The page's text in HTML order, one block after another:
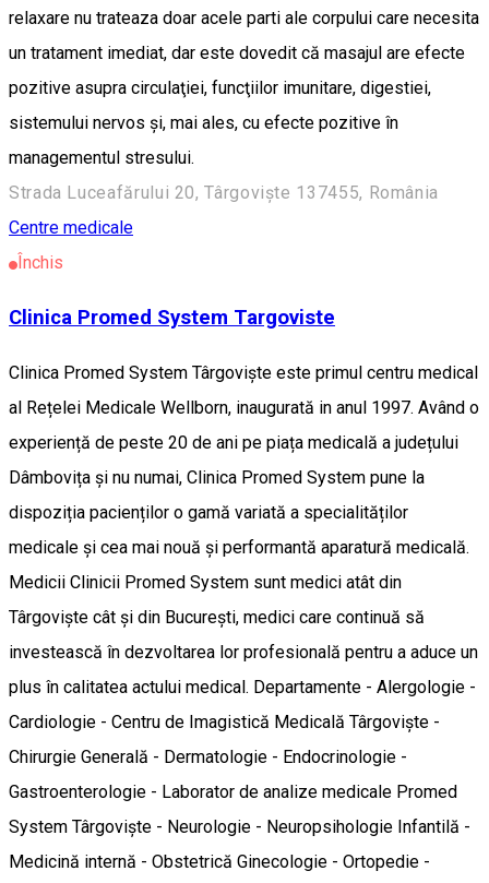
relaxare nu trateaza doar acele parti ale corpului care necesita
un tratament imediat, dar este dovedit că masajul are efecte
pozitive asupra circulaţiei, funcţiilor imunitare, digestiei,
sistemului nervos şi, mai ales, cu efecte pozitive în
managementul stresului.
Strada Luceafărului 20, Târgoviște 137455, România
Centre medicale
Închis
Clinica Promed System Targoviste
Clinica Promed System Târgoviște este primul centru medical
al Rețelei Medicale Wellborn, inaugurată in anul 1997. Având o
experiență de peste 20 de ani pe piața medicală a județului
Dâmbovița și nu numai, Clinica Promed System pune la
dispoziția pacienților o gamă variată a specialităților
medicale și cea mai nouă și performantă aparatură medicală.
Medicii Clinicii Promed System sunt medici atât din
Târgoviște cât și din București, medici care continuă să
investească în dezvoltarea lor profesională pentru a aduce un
plus în calitatea actului medical. Departamente - Alergologie -
Cardiologie - Centru de Imagistică Medicală Târgoviște -
Chirurgie Generală - Dermatologie - Endocrinologie -
Gastroenterologie - Laborator de analize medicale Promed
System Târgoviște - Neurologie - Neuropsihologie Infantilă -
Medicină internă - Obstetrică Ginecologie - Ortopedie -